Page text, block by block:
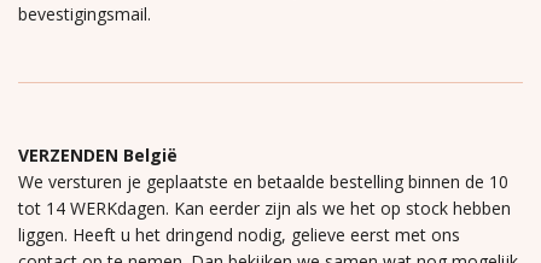
bevestigingsmail.
VERZENDEN België
We versturen je geplaatste en betaalde bestelling binnen de 10
tot 14 WERKdagen. Kan eerder zijn als we het op stock hebben
liggen. Heeft u het dringend nodig, gelieve eerst met ons